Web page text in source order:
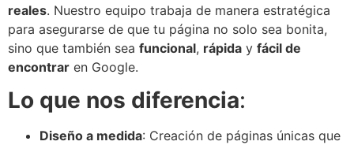
reales. Nuestro equipo trabaja de manera estratégica
para asegurarse de que tu página no solo sea bonita,
sino que también sea funcional, rápida y fácil de
encontrar en Google.
Lo que nos diferencia:
Diseño a medida: Creación de páginas únicas que